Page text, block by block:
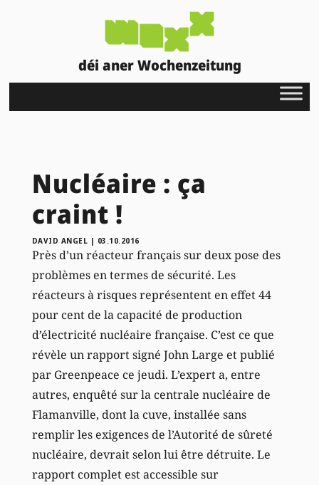
déi aner Wochenzeitung
Nucléaire : ça
craint !
DAVID ANGEL | 03.10.2016
Près d’un réacteur français sur deux pose des
problèmes en termes de sécurité. Les
réacteurs à risques représentent en effet 44
pour cent de la capacité de production
d’électricité nucléaire française. C’est ce que
révèle un rapport signé John Large et publié
par Greenpeace ce jeudi. L’expert a, entre
autres, enquêté sur la centrale nucléaire de
Flamanville, dont la cuve, installée sans
remplir les exigences de l’Autorité de sûreté
nucléaire, devrait selon lui être détruite. Le
rapport complet est accessible sur